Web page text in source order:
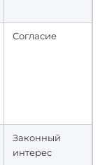
Согласие
Законный
интерес